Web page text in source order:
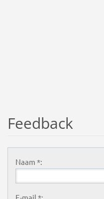
Feedback
Naam *:
E-mail *: